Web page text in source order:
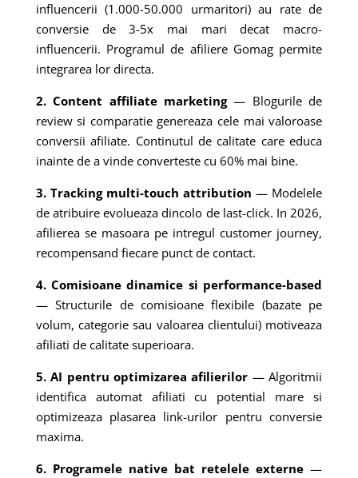
influencerii (1.000-50.000 urmaritori) au rate de
conversie de 3-5x mai mari decat macro-
influencerii. Programul de afiliere Gomag permite
integrarea lor directa.
2. Content affiliate marketing— Blogurile de
review si comparatie genereaza cele mai valoroase
conversii afiliate. Continutul de calitate care educa
inainte de a vinde converteste cu 60% mai bine.
3. Tracking multi-touch attribution — Modelele
de atribuire evolueaza dincolo de last-click. In 2026,
afilierea se masoara pe intregul customer journey,
recompensand fiecare punct de contact.
4. Comisioane dinamice si performance-based
— Structurile de comisioane flexibile (bazate pe
volum, categorie sau valoarea clientului) motiveaza
afiliati de calitate superioara.
5. AI pentru optimizarea afilierilor — Algoritmii
identifica automat afiliati cu potential mare si
optimizeaza plasarea link-urilor pentru conversie
maxima.
6. Programele native bat retelele externe —